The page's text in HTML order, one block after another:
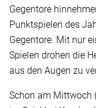
Gegentore
Punktspielen des
Gegentore. Mit nur
Spielen drohen die
aus den Augen zu
Schon am Mittwoch